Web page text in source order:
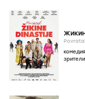
комедия